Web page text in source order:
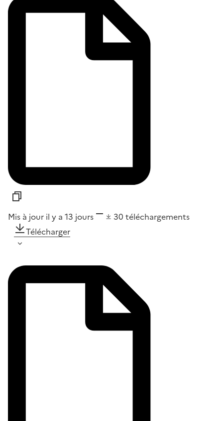
Mis à jour il y a 13 jours 30 téléchargements
Télécharger